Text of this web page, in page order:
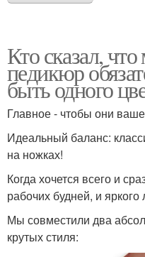
Кто сказал,
педикюр
быть одного
Главное - чтобы они
Идеальный баланс:
на ножках!
Когда хочется всего и
рабочих будней, и яркого
Мы совместили два
крутых стиля: